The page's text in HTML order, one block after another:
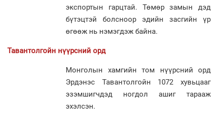
экспортын гарцтай. Төмөр замын дэд
бүтэцтэй болсноор эдийн засгийн үр
өгөөж нь нэмэгдэж байна.
Тавантолгойн нүүрсний орд
Монголын хамгийн том нүүрсний орд
Эрдэнэс Тавантолгойн 1072 хувьцааг
эзэмшигчдэд ногдол ашиг тарааж
эхэлсэн.